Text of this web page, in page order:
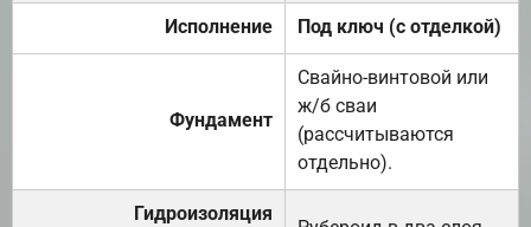
Исполнение Под ключ (с отделкой)
Фундамент
Свайно-винтовой или
ж/б сваи
(рассчитываются
отдельно).
Гидроизоляция